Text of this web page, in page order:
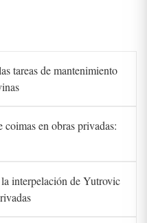
tareas de mantenimiento
en obras privadas:
interpelación de Yutrovic